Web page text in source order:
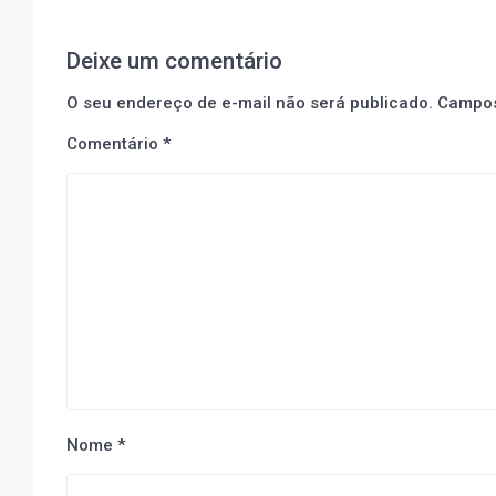
Deixe um comentário
O seu endereço de e-mail não será publicado.
Comentário *
Nome *